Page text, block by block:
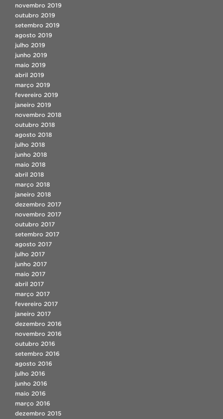
novembro 2019
outubro 2019
setembro 2019
agosto 2019
julho 2019
junho 2019
maio 2019
abril 2019
março 2019
fevereiro 2019
janeiro 2019
novembro 2018
outubro 2018
agosto 2018
julho 2018
junho 2018
maio 2018
abril 2018
março 2018
janeiro 2018
dezembro 2017
novembro 2017
outubro 2017
setembro 2017
agosto 2017
julho 2017
junho 2017
maio 2017
abril 2017
março 2017
fevereiro 2017
janeiro 2017
dezembro 2016
novembro 2016
outubro 2016
setembro 2016
agosto 2016
julho 2016
junho 2016
maio 2016
março 2016
dezembro 2015